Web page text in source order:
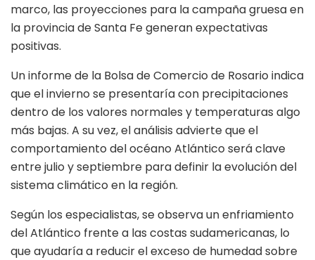
marco, las proyecciones para la campaña gruesa en
la provincia de Santa Fe generan expectativas
positivas.
Un informe de la Bolsa de Comercio de Rosario indica
que el invierno se presentaría con precipitaciones
dentro de los valores normales y temperaturas algo
más bajas. A su vez, el análisis advierte que el
comportamiento del océano Atlántico será clave
entre julio y septiembre para definir la evolución del
sistema climático en la región.
Según los especialistas, se observa un enfriamiento
del Atlántico frente a las costas sudamericanas, lo
que ayudaría a reducir el exceso de humedad sobre